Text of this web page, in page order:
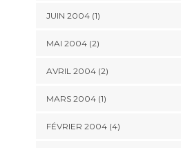
JUIN 2004 (1)
MAI 2004 (2)
AVRIL 2004 (2)
MARS 2004 (1)
FÉVRIER 2004 (4)